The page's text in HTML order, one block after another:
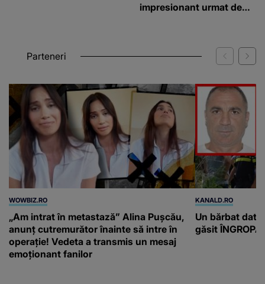
impresionant urmat de
Parteneri
WOWBIZ.RO
„Am intrat în metastază” Alina Pușcău,
anunț cutremurător înainte să intre în
operație! Vedeta a transmis un mesaj
emoționant fanilor
KANALD.RO
Un bărbat dat
găsit